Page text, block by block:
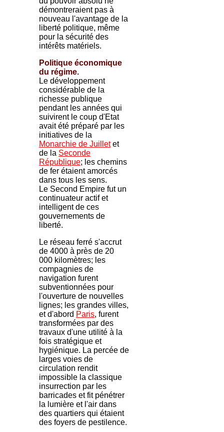
démontreraient pas à
nouveau l'avantage de la
liberté politique, même
pour la sécurité des
intérêts matériels.
Politique économique
du régime.
Le développement
considérable de la
richesse publique
pendant les années qui
suivirent le coup d'Etat
avait été préparé par les
initiatives de la
Monarchie de Juilletet
de la Seconde
République; les chemins
de fer étaient amorcés
dans tous les sens.
Le Second Empire fut un
continuateur actif et
intelligent de ces
gouvernements de
liberté.
Le réseau ferré s'accrut
de 4000 à près de 20
000 kilomètres; les
compagnies de
navigation furent
subventionnées pour
l'ouverture de nouvelles
lignes; les grandes villes,
et d'abord Paris, furent
transformées par des
travaux d'une utilité à la
fois stratégique et
hygiénique. La percée de
larges voies de
circulation rendit
impossible la classique
insurrection par les
barricades et fit pénétrer
la lumière et l'air dans
des quartiers qui étaient
des foyers de pestilence.